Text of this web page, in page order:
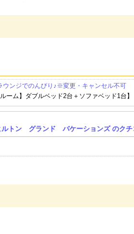
LAGE
ンジでのんびり♪※変更・キャンセル不可
ム】ダブルベッド2台＋ソファベッド1台】
トン グランド バケーションズ のクチ